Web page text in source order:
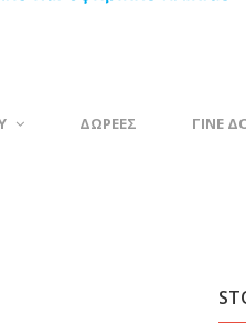
ΔΩΡΕΕΣ ΓΙΝΕ